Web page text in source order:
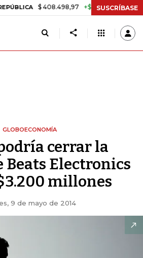
$ 408.498,97 +$ 8.753,81 +2,19%
SUSCRÍBASE
GLOBOECONOMÍA
cerrar la
Beats Electronics
millones
9 de mayo de 2014